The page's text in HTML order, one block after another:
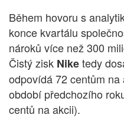
Během hovoru s
konce kvartálu
nároků více než 300
Čistý zisk Niketedy
odpovídá 72 centům
období předchozího
centů na akcii).